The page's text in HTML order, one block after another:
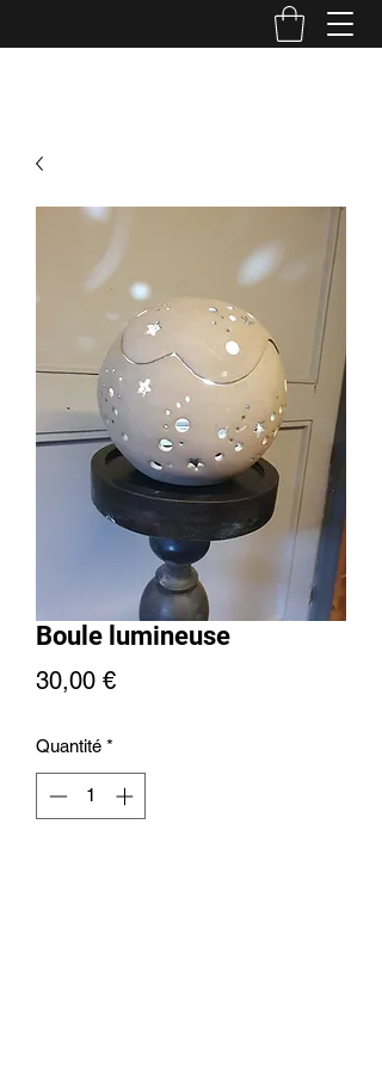
Boule lumineuse
30,00 €Prix
Quantité *